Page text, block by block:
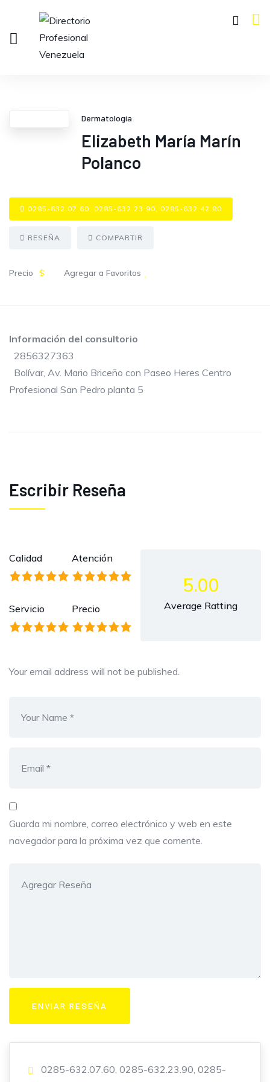
Dermatología
Elizabeth María Marín
Polanco
0285-632.07.60, 0285-632.23.90, 0285-632.42.80
RESEÑA COMPARTIR
Precio $ Agregar a Favoritos
Información del consultorio
2856327363
Bolívar, Av. Mario Briceño con Paseo Heres Centro
Profesional San Pedro planta 5
Escribir Reseña
Calidad Atención
Servicio Precio
5.00
Average Ratting
Your email address will not be published.
Guarda mi nombre, correo electrónico y web en este
navegador para la próxima vez que comente.
0285-632.07.60, 0285-632.23.90, 0285-